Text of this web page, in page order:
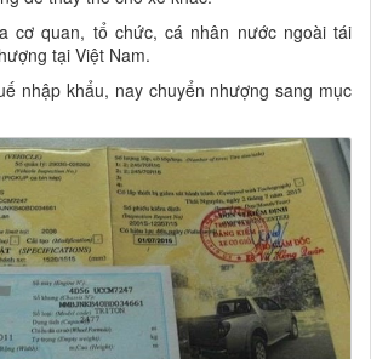
cơ quan, tổ chức, cá nhân nước ngoài tái
tại Việt Nam.
nhập khẩu, nay chuyển nhượng sang mục